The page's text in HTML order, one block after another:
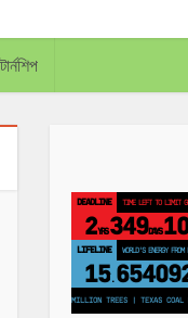
DEADLINE TIME LEFT TO LIMIT
2YRS 349DAYS 10
LIFELINE LAND PROTECTED BY
TO PLANT 250 MILLION TREES | TEXAS COAL